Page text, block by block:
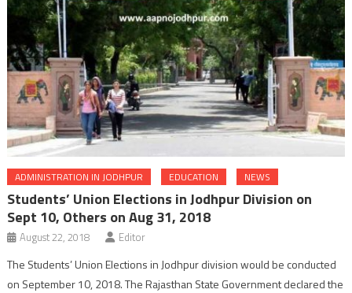
ADMINISTRATION IN JODHPUR EDUCATION NEWS
Students’ Union Elections in Jodhpur Division on
Sept 10, Others on Aug 31, 2018
August 22, 2018 Editor
The Students’ Union Elections in Jodhpur division would be conducted
on September 10, 2018. The Rajasthan State Government declared the